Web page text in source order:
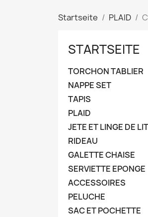
Startseite PLAID
STARTSEITE
TORCHON TABLIER
NAPPE SET
TAPIS
PLAID
JETE ET LINGE DE LIT
RIDEAU
GALETTE CHAISE
SERVIETTE EPONGE
ACCESSOIRES
PELUCHE
SAC ET POCHETTE